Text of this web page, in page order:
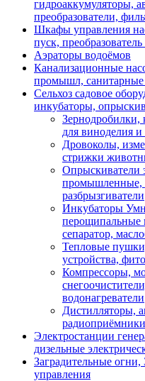
гидроаккумуляторы,
преобразователи,
Шкафы управления
пуск,
Аэраторы водоёмов
Канализационные
промышл,
Сельхоз садовое
инкубаторы,
Зернодробилки,
для виноделия
Дровоколы,
стрижки
Опрыскиватели
промышленные,
разбрызгиватели
Инкубаторы
перощипальные
сепаратор,
Тепловые
устройства,
Компрессоры,
водонагреватели
Дистилляторы,
Электростанции
дизельные
Заградительные
управления